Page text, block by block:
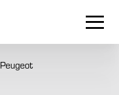
Peugeot